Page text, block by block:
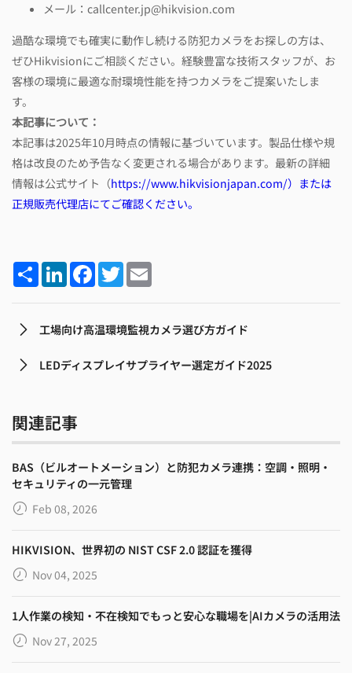
メール：callcenter.jp@hikvision.com
過酷な環境でも確実に動作し続ける防犯カメラをお探しの方は、
ぜひHikvisionにご相談ください。経験豊富な技術スタッフが、お
客様の環境に最適な耐環境性能を持つカメラをご提案いたしま
す。
本記事について：
本記事は2025年10月時点の情報に基づいています。製品仕様や規
格は改良のため予告なく変更される場合があります。最新の詳細
情報は公式サイト（https://www.hikvisionjapan.com/）または
正規販売代理店にてご確認ください。
ShareLinkedInFacebook
Twitter
工場向け高温環境監視カメラ選び方ガイド
LEDディスプレイサプライヤー選定ガイド2025
関連記事
BAS（ビルオートメーション）と防犯カメラ連携：空調・照明・
セキュリティの一元管理
Feb 08, 2026
HIKVISION、世界初の NIST CSF 2.0 認証を獲得
Nov 04, 2025
1人作業の検知・不在検知でもっと安心な職場を|AIカメラの活用法
Nov 27, 2025